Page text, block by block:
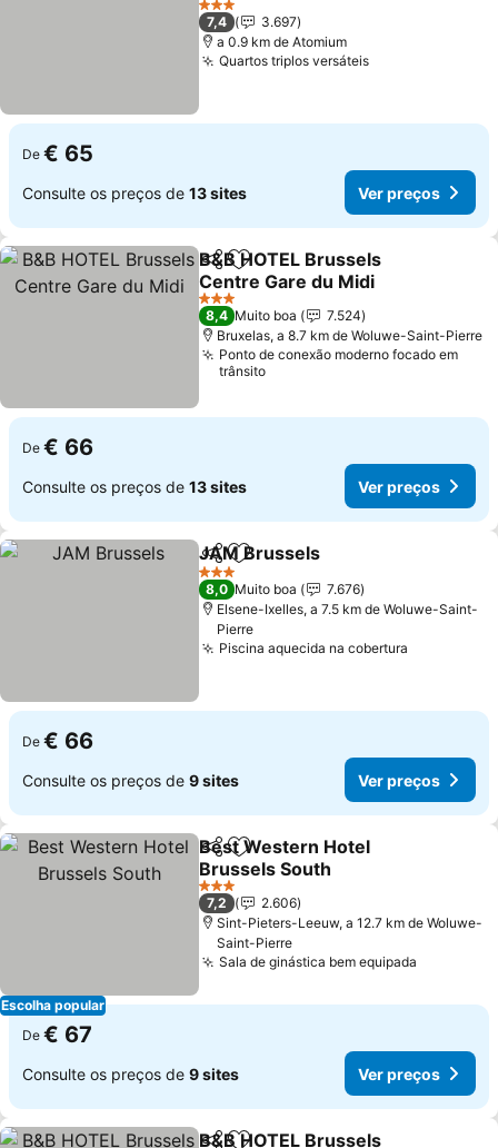
3 Estrelas
7,4
3.697
a 0.9 km de Atomium
Quartos triplos versáteis
De € 65
Consulte os preços de 13 sites Ver preços
PartilharAdicionar aos favoritos
B&B HOTEL Brussels
Centre Gare du Midi
3 Estrelas
8,4 Muito boa
7.524
Bruxelas, a 8.7 km de Woluwe-Saint-Pierre
Ponto de conexão moderno focado em
trânsito
De € 66
Consulte os preços de 13 sites Ver preços
PartilharAdicionar aos favoritos
JAM Brussels
3 Estrelas
8,0 Muito boa
7.676
Elsene-Ixelles, a 7.5 km de Woluwe-Saint-
Pierre
Piscina aquecida na cobertura
De € 66
Consulte os preços de 9 sites Ver preços
Escolha popular
PartilharAdicionar aos favoritos
Best Western Hotel
Brussels South
3 Estrelas
7,2
2.606
Sint-Pieters-Leeuw, a 12.7 km de Woluwe-
Saint-Pierre
Sala de ginástica bem equipada
De € 67
Consulte os preços de 9 sites Ver preços
B&B HOTEL Brussels